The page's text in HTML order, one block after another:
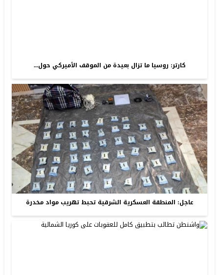
كارتر: روسيا ما تزال بعيدة من الموقف الأميركي حول...
عاجل: المنطقة العسكرية الشرقية تحبط تهريب مواد مخدرة